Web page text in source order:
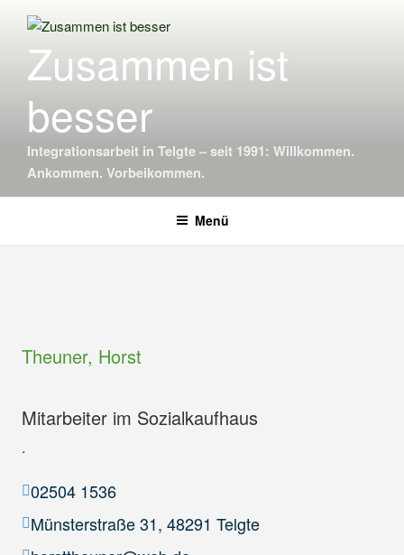
springen
Zusammen ist
besser
Integrationsarbeit in Telgte – seit 1991: Willkommen.
Ankommen. Vorbeikommen.
Menü
Theuner, Horst
Mitarbeiter im Sozialkaufhaus
.
02504 1536
Münsterstraße 31, 48291 Telgte